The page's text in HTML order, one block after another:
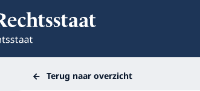
Terug naar overzicht